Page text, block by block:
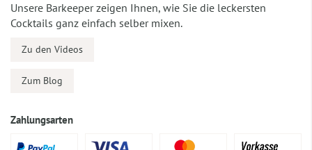
Unsere Barkeeper zeigen Ihnen, wie Sie die leckersten
Cocktails ganz einfach selber mixen.
Zu den Videos
Zum Blog
Zahlungsarten